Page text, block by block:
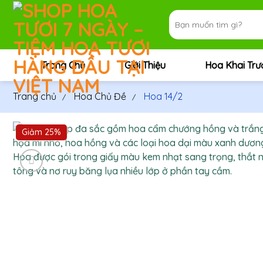
qua
dung
Tìm
kiếm:
Trang Chủ Giới Thiệu Hoa Khai
Trang chủ Hoa Chủ Đề Hoa 14/2
Giảm 25%